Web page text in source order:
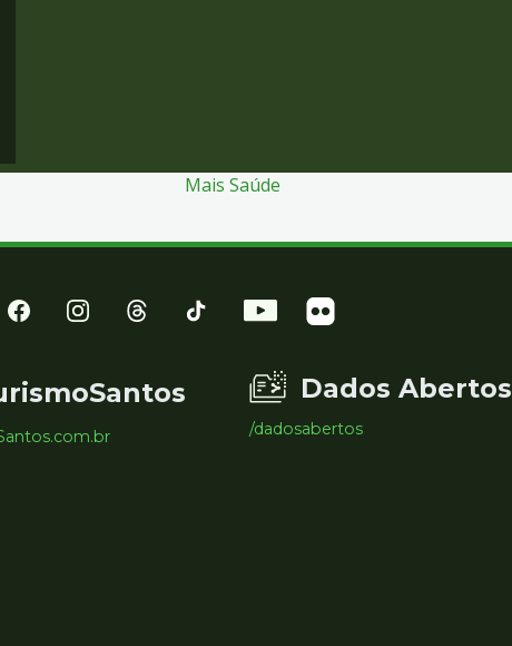
Mais Saúde
Dados Abertos
/dadosabertos